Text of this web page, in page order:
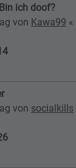
ich doof?
von Kawa99 «
von socialkills